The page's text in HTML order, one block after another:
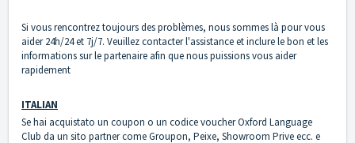
Si vous rencontrez toujours des problèmes, nous sommes là pour vous
aider 24h/24 et 7j/7. Veuillezcontacter l'assistanceet inclure le bon et les
informations sur le partenaire afin que nous puissions vous aider
rapidement
ITALIAN
Se hai acquistato un coupon o un codice voucher Oxford Language
Club da un sito partner come Groupon, Peixe, Showroom Prive ecc. e